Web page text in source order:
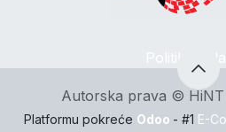
Autorska prava © HiNT
Platformu pokreće Odoo - #1 E-